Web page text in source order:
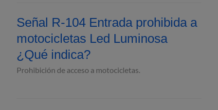
Señal R‐104 Entrada prohibida a
motocicletas Led Luminosa
¿Qué indica?
Prohibición de acceso a motocicletas.